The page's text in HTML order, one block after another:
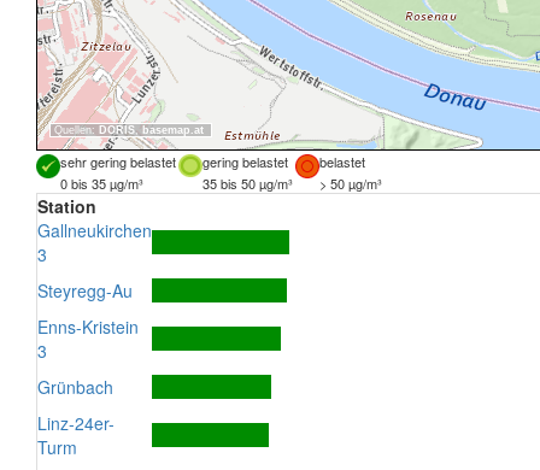
Quellen: DORIS, basemap.at
sehr gering belastet gering belastet
belastet
0 bis 35 µg/m³
35 bis 50 µg/m³ > 50 µg/m³
Station
Gallneukirchen
3
Steyregg-Au
Enns-Kristein
3
Grünbach
Linz-24er-
Turm